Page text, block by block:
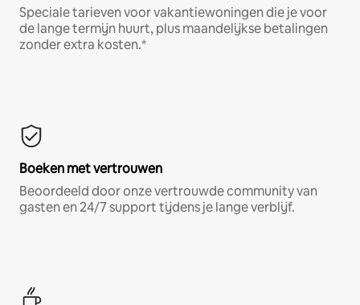
Speciale tarieven voor vakantiewoningen die je voor
de lange termijn huurt, plus maandelijkse betalingen
zonder extra kosten.*
Boeken met vertrouwen
Beoordeeld door onze vertrouwde community van
gasten en 24/7 support tijdens je lange verblijf.